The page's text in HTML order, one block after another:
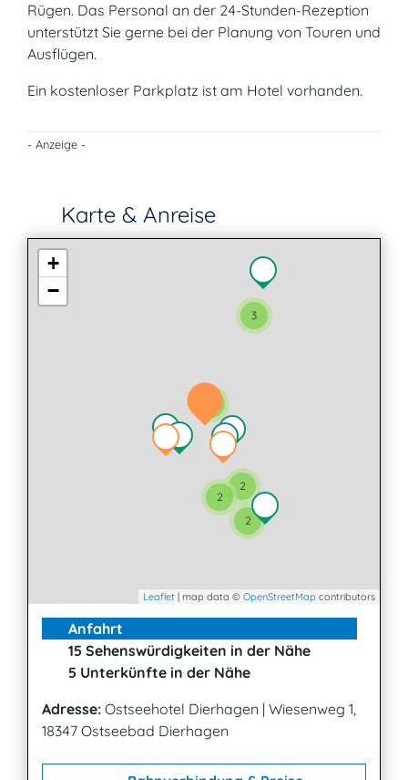
Rügen. Das Personal an der 24-Stunden-Rezeption
unterstützt Sie gerne bei der Planung von Touren und
Ausflügen.
Ein kostenloser Parkplatz ist am Hotel vorhanden.
- Anzeige -
Karte & Anreise
2
3
2
2
+
−
Leaflet | map data © OpenStreetMap contributors
Anfahrt
15 Sehenswürdigkeiten in der Nähe
5 Unterkünfte in der Nähe
Adresse: Ostseehotel Dierhagen | Wiesenweg 1,
18347 Ostseebad Dierhagen